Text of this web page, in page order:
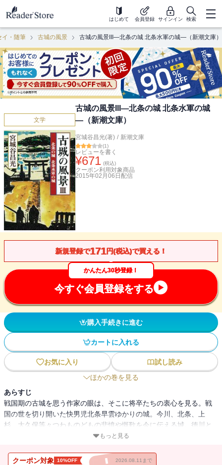
はじめて 会員登録 サインイン 検索
イ・随筆 古城の風景 古城の風景III―北条の城 北条水軍の城―（新潮文庫）
文学
古城の風景III―北条の城 北条水軍の城
―（新潮文庫）
宮城谷昌光(著) / 新潮文庫
(1)
レビューを書く
¥671 (税込)
クーポン利用対象商品
2015年02月06日 配信
新規登録で171 円(税込)で買える！
かんたん30秒登録！
今すぐ会員登録をする
購入手続きに進む
カートに入れる
お気に入り
試し読み
ほかの巻を見る
あらすじ
戦国期の古城を思う作家の眼は、そこに将卒たちの衷心を見る。戦
国の世を切り開いた快男児北条早雲ゆかりの城。今川、北条、上
杉、大久保等々つわものどもの悲憤や慨歎を今に伝える城。徳川と
武田の激闘と慟哭を刻む城など、遠江、伊豆、相模の主要な城址を
写す、珠玉の城塞紀行。
もっと見る
クーポン対象 10%OFF 2026.08.11まで